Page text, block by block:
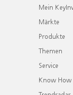
Mein
Märkte
Produkte
Themen
Service
Know How